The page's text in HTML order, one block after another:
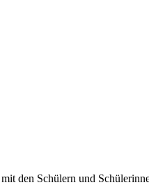
den Schülern und